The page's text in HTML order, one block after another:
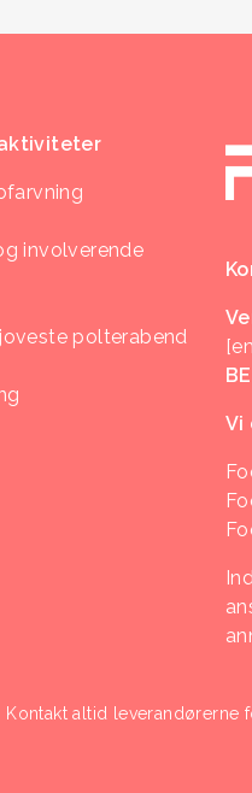
involverende
polterabend
Vi
altid